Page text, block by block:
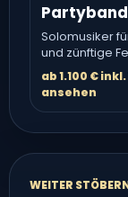
Solomusiker
und zünftige
Austro-Pop,
ab 1.100 €
ansehen
WEITER